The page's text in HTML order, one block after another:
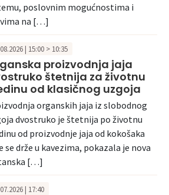
poslovnim mogućnostima i
na […]
| 15:00 > 10:35
proizvodnja jaja
štetnija za životnu
od klasičnog uzgoja
organskih jaja iz slobodnog
dvostruko je štetnija po životnu
od proizvodnje jaja od kokošaka
se drže u kavezima, pokazala je nova
[…]
| 17:40